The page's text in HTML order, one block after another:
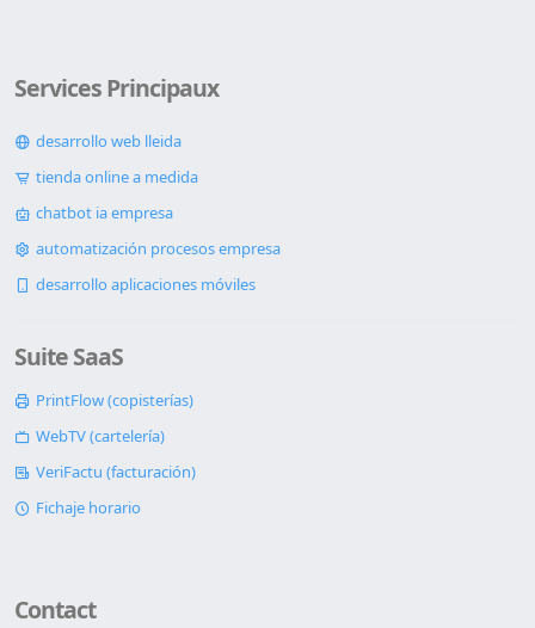
Services Principaux
desarrollo web lleida
tienda online a medida
chatbot ia empresa
automatización procesos empresa
desarrollo aplicaciones móviles
Suite SaaS
PrintFlow (copisterías)
WebTV (cartelería)
VeriFactu (facturación)
Fichaje horario
Contact